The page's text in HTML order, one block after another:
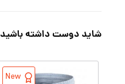
شاید دوست داشته باشید
New